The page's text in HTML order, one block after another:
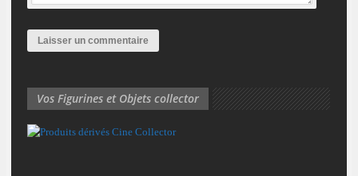
Vos Figurines et Objets collector